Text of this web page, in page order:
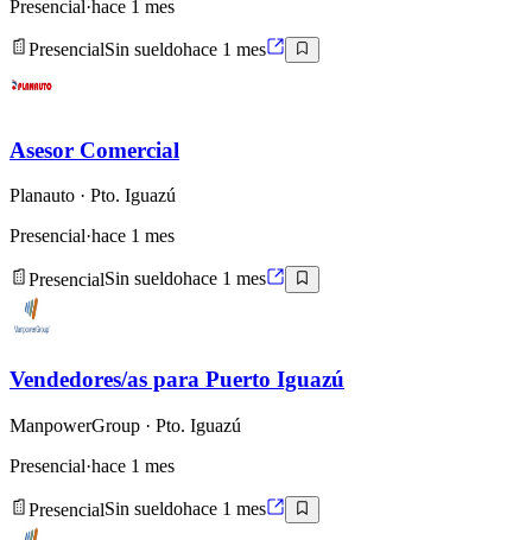
Presencial·hace 1 mes
PresencialSin sueldohace 1 mes
Asesor Comercial
Planauto · Pto. Iguazú
Presencial·hace 1 mes
PresencialSin sueldohace 1 mes
Vendedores/as para Puerto Iguazú
ManpowerGroup · Pto. Iguazú
Presencial·hace 1 mes
PresencialSin sueldohace 1 mes